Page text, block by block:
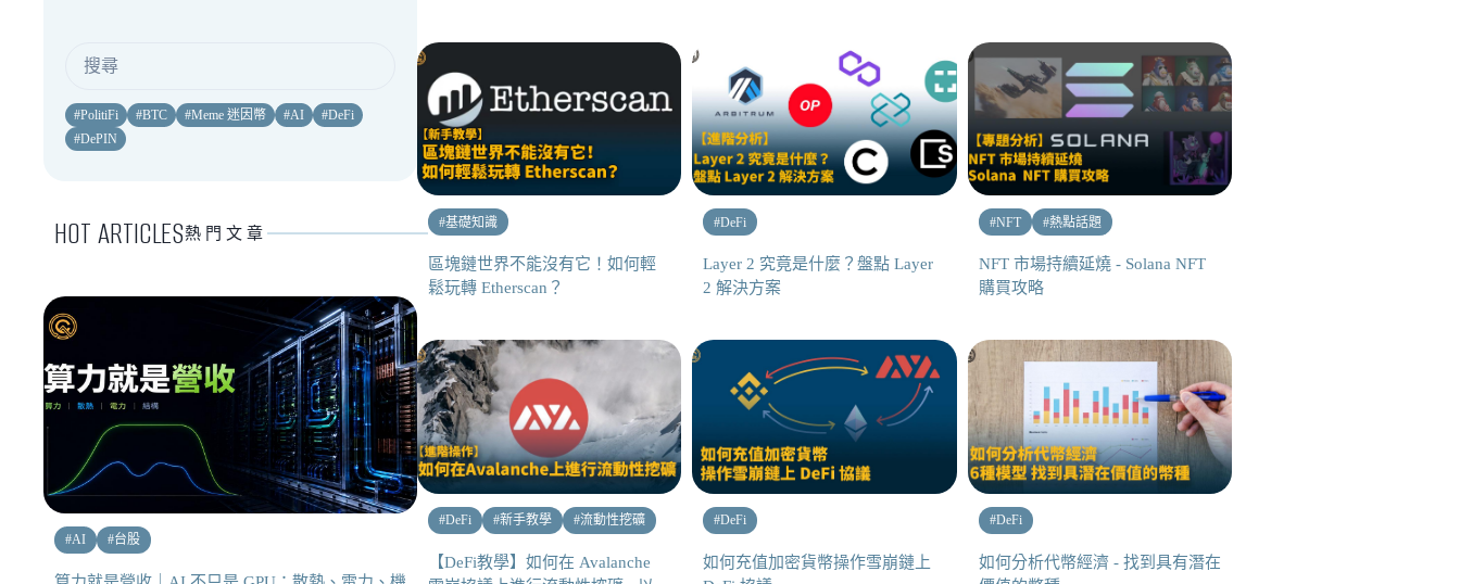
#PolitiFi #BTC #Meme 迷因幣 #AI #DeFi
#DePIN
HOT ARTICLES熱門文章
#AI #台股
#基礎知識
區塊鏈世界不能沒有它！如何輕
鬆玩轉 Etherscan？
#DeFi
Layer 2 究竟是什麼？盤點 Layer
2 解決方案
#NFT #熱點話題
NFT 市場持續延燒 - Solana NFT
購買攻略
#DeFi #新手教學 #流動性挖礦
【DeFi教學】如何在 Avalanche
#DeFi
如何充值加密貨幣操作雪崩鏈上
#DeFi
如何分析代幣經濟 - 找到具有潛在